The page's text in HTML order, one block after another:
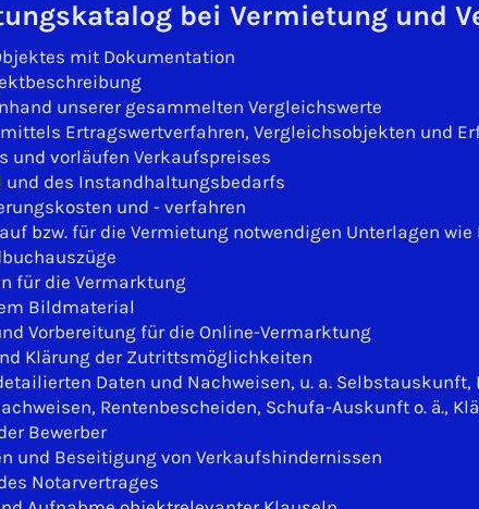
bei Vermietung und
mit Dokumentation
unserer gesammelten Vergleichswerte
Ertragswertverfahren, Vergleichsobjekten und
und vorläufen Verkaufspreises
und des Instandhaltungsbedarfs
und - verfahren
bzw. für die Vermietung notwendigen Unterlagen wie
für die Vermarktung
Bildmaterial
Vorbereitung für die Online-Vermarktung
Klärung der Zutrittsmöglichkeiten
Daten und Nachweisen, u. a. Selbstauskunft,
Rentenbescheiden, Schufa-Auskunft o. ä.,
Bewerber
und Beseitigung von Verkaufshindernissen
Notarvertrages